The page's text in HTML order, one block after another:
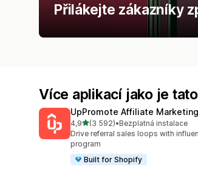
Přilákejte zákazníky
Více aplikací jako je tato
UpPromote Affiliate Marketing
4,9z 5 hvězd
(3 592)
Celkový počet recenzí: 3592
•Bezplatná instalace
Drive referral sales loops with
program
Built for Shopify